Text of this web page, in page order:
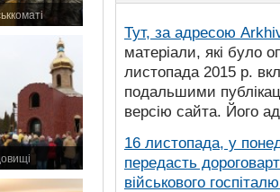
Тут, за адресою
матеріали, які було
листопада 2015 р.
подальшими
версію сайта. Його
16 листопада, у
передасть
військового